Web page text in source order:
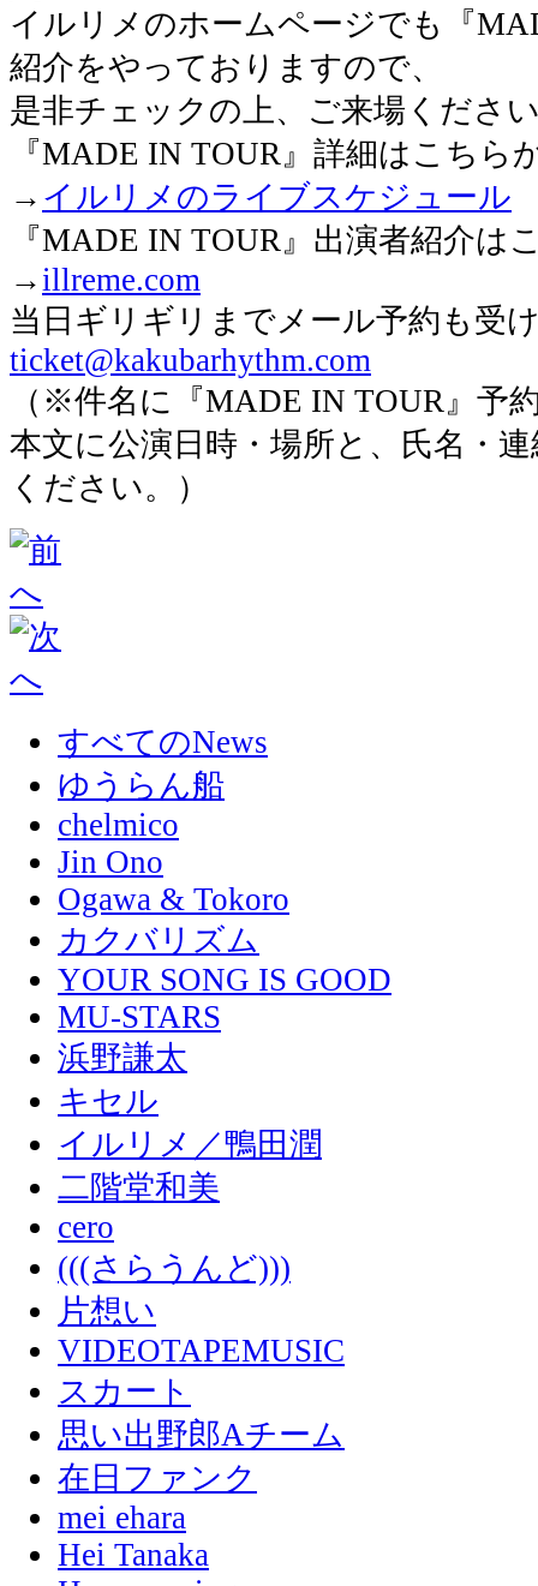
イルリメのホームページでも『
紹介をやっておりますので、
是非チェックの上、ご来場くださ
『MADE IN TOUR』詳細はこちら
→ イルリメのライブスケジュール
『MADE IN TOUR』出演者紹介は
→ illreme.com
当日ギリギリまでメール予約も受
ticket@kakubarhythm.com
（※件名に『MADE IN TOUR』予
本文に公演日時・場所と、氏名・
ください。）
すべてのNews
ゆうらん船
chelmico
Jin Ono
Ogawa & Tokoro
カクバリズム
YOUR SONG IS GOOD
MU-STARS
浜野謙太
キセル
イルリメ／鴨田潤
二階堂和美
cero
(((さらうんど)))
片想い
VIDEOTAPEMUSIC
スカート
思い出野郎Aチーム
在日ファンク
mei ehara
Hei Tanaka